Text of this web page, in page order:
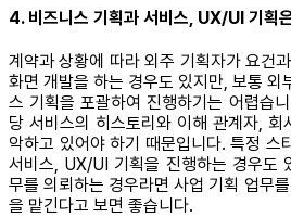
4. 비즈니스 기획과 서비스, UX/UI 기획
계약과 상황에 따라 외주 기획자가 요건
화면 개발을 하는 경우도 있지만, 보통 외
스 기획을 포괄하여 진행하기는 어렵습
당 서비스의 히스토리와 이해 관계자,
악하고 있어야 하기 때문입니다. 특정 스
서비스, UX/UI 기획을 진행하는 경우도
무를 의뢰하는 경우라면 사업 기획 업무
을 맡긴다고 보면 좋습니다.